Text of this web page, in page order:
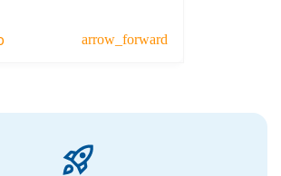
arrow_forward